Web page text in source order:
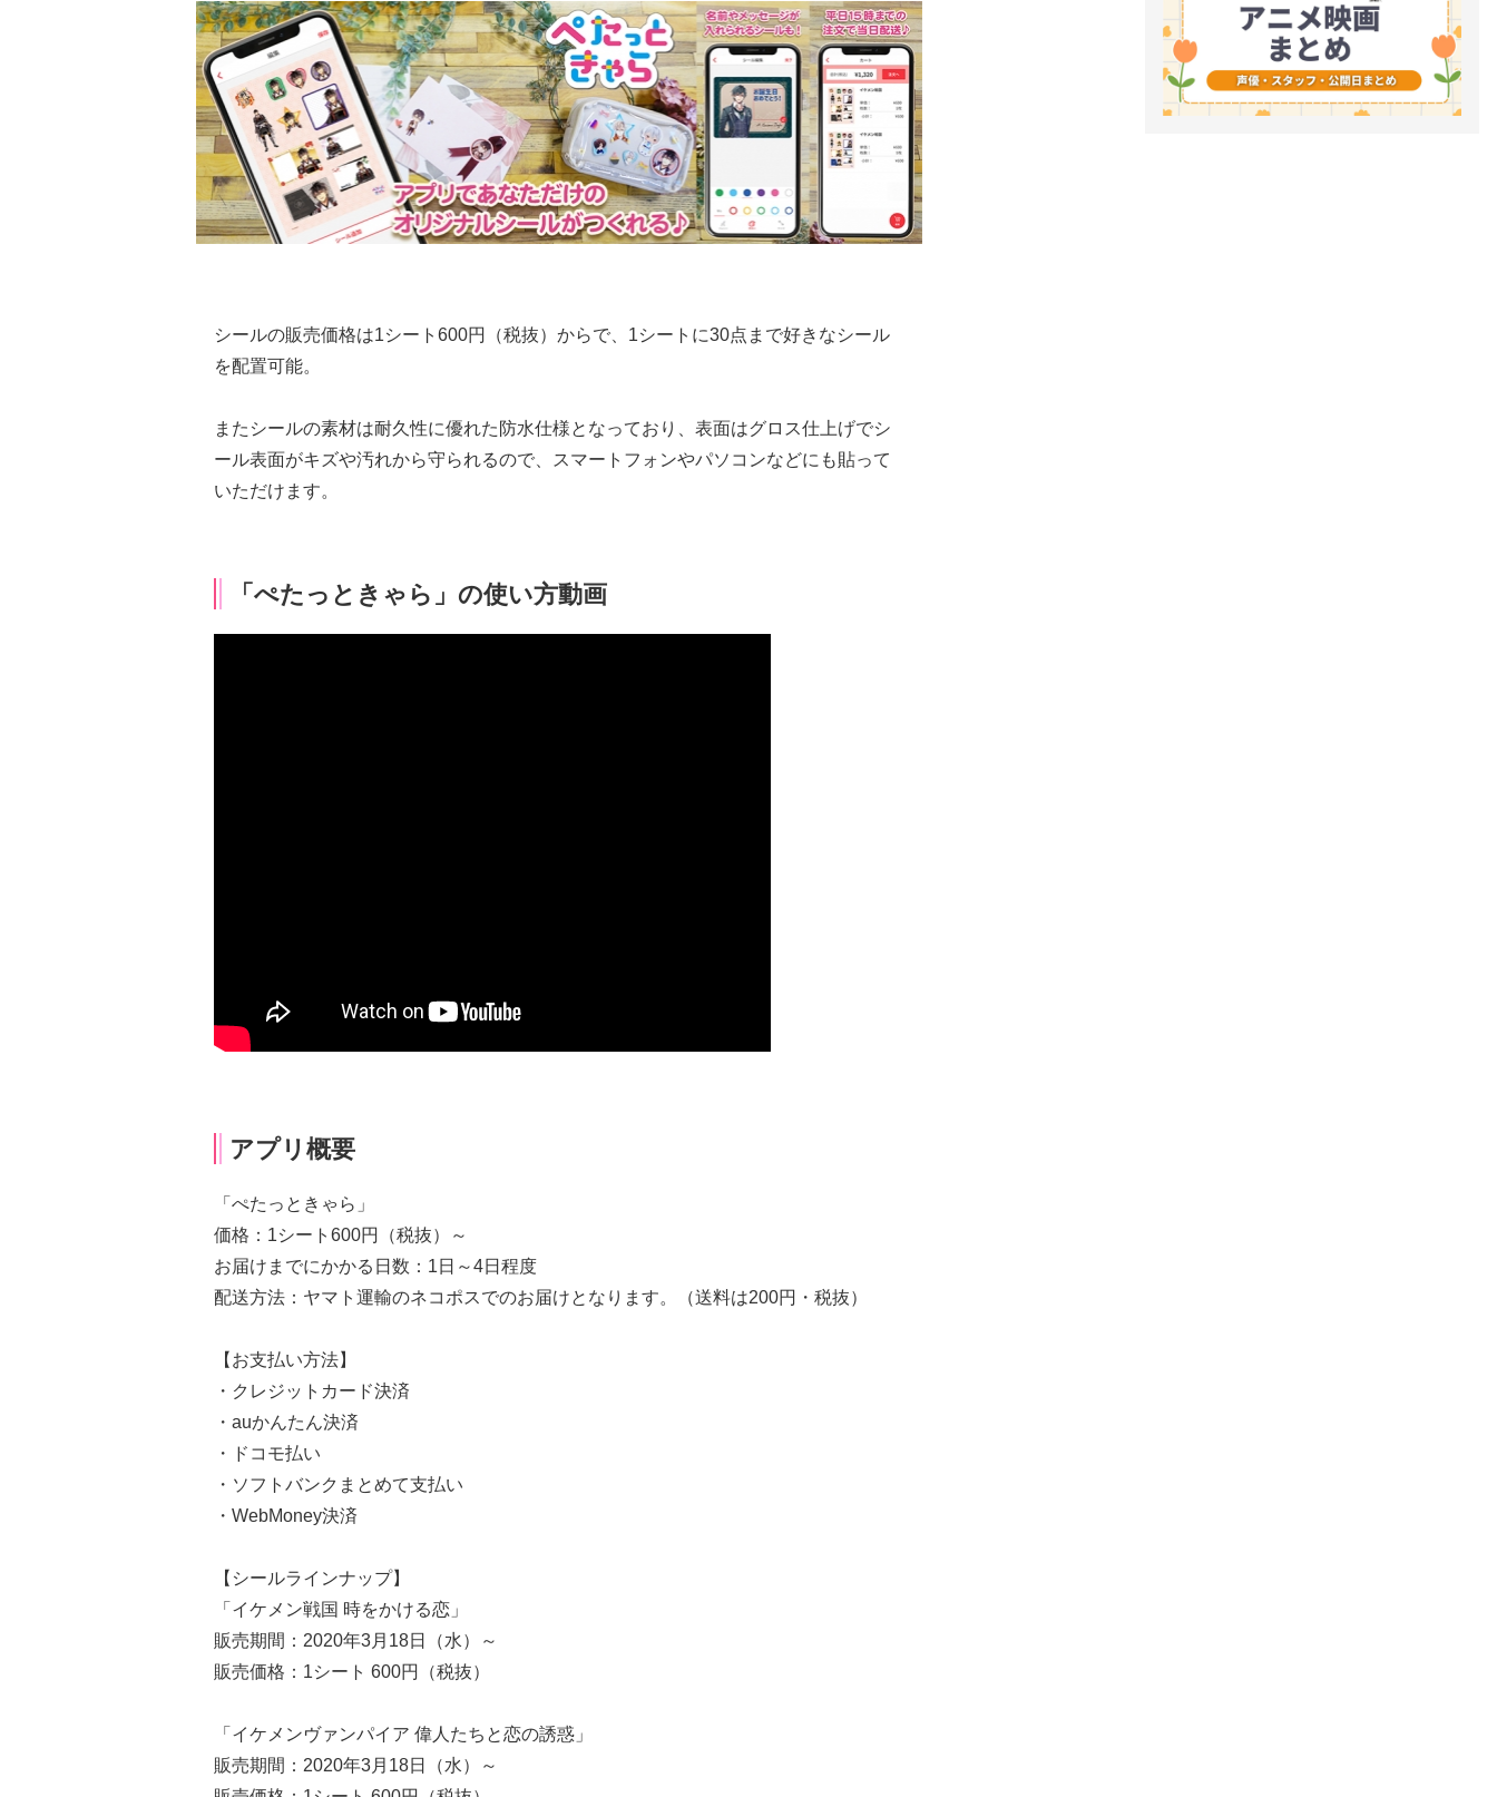
シールの販売価格は1シート600円（税抜）からで、1シートに30点まで好きなシール
を配置可能。
またシールの素材は耐久性に優れた防水仕様となっており、表面はグロス仕上げでシ
ール表面がキズや汚れから守られるので、スマートフォンやパソコンなどにも貼って
いただけます。
「ぺたっときゃら」の使い方動画
アプリ概要
「ぺたっときゃら」
価格：1シート600円（税抜）～
お届けまでにかかる日数：1日～4日程度
配送方法：ヤマト運輸のネコポスでのお届けとなります。（送料は200円・税抜）
【お支払い方法】
・クレジットカード決済
・auかんたん決済
・ドコモ払い
・ソフトバンクまとめて支払い
・WebMoney決済
【シールラインナップ】
「イケメン戦国 時をかける恋」
販売期間：2020年3月18日（水）～
販売価格：1シート 600円（税抜）
「イケメンヴァンパイア 偉人たちと恋の誘惑」
販売期間：2020年3月18日（水）～